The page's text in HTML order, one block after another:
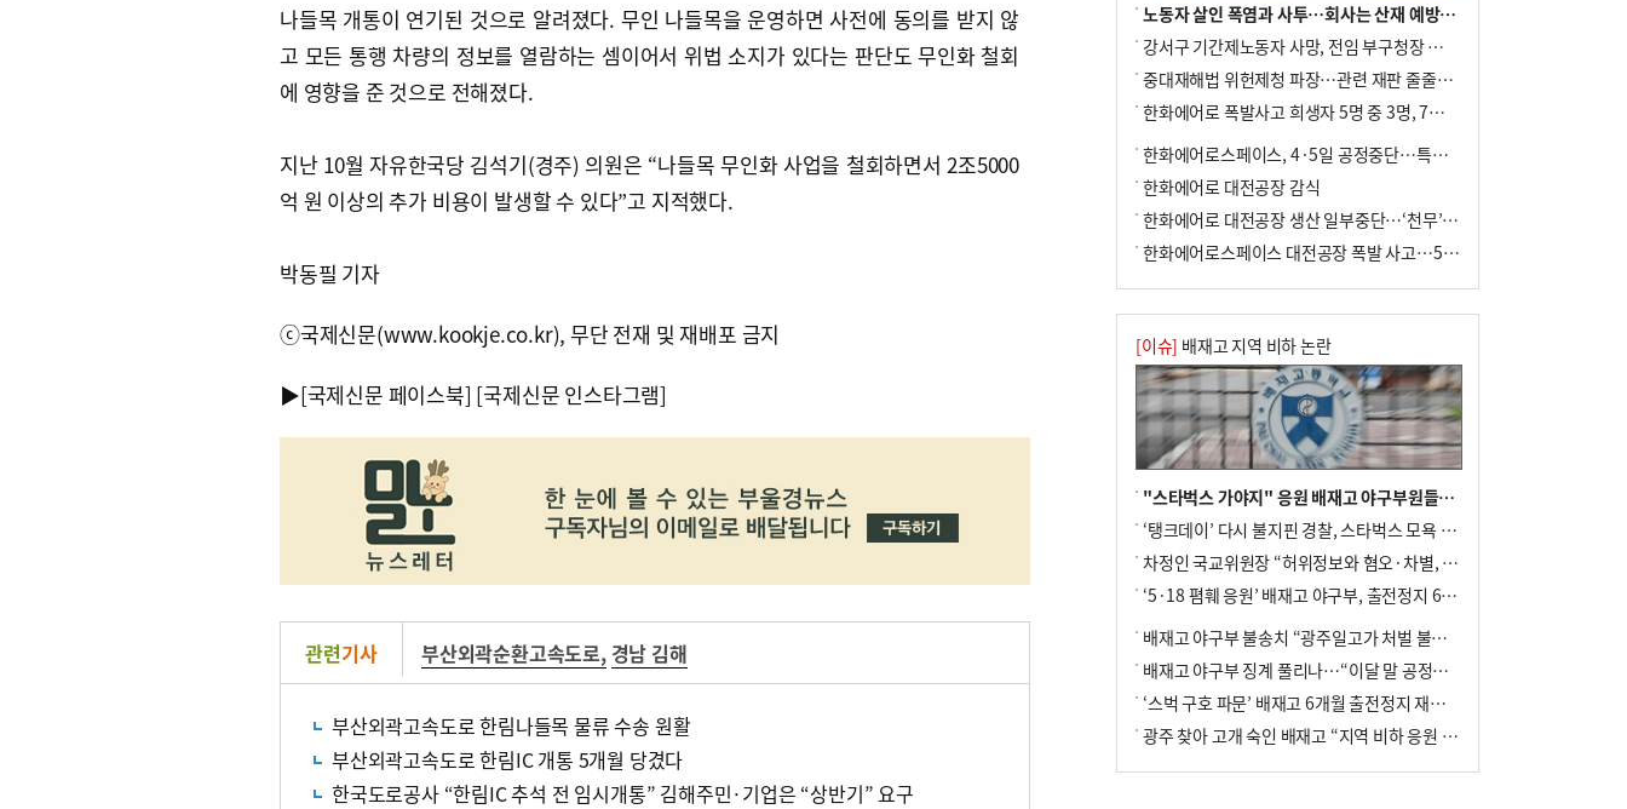
나들목 개통이 연기된 것으로 알려졌다. 무인 나들목을 운영하면 사전에 동의를 받지 않
고 모든 통행 차량의 정보를 열람하는 셈이어서 위법 소지가 있다는 판단도 무인화 철회
에 영향을 준 것으로 전해졌다.
지난 10월 자유한국당 김석기(경주) 의원은 “나들목 무인화 사업을 철회하면서 2조5000
억 원 이상의 추가 비용이 발생할 수 있다”고 지적했다.
박동필 기자
ⓒ국제신문(www.kookje.co.kr), 무단 전재 및 재배포 금지
▶[국제신문 페이스북] [국제신문 인스타그램]
관련기사 부산외곽순환고속도로, 경남 김해
부산외곽고속도로 한림나들목 물류 수송 원활
부산외곽고속도로 한림IC 개통 5개월 당겼다
한국도로공사 “한림IC 추석 전 임시개통” 김해주민·기업은 “상반기” 요구
노동자 살인 폭염과 사투…회사는 산재 예방·전기료 절감 전력
강서구 기간제노동자 사망, 전임 부구청장 檢 송치
중대재해법 위헌제청 파장…관련 재판 줄줄이 브레이크
한화에어로 폭발사고 희생자 5명 중 3명, 7일 영면
한화에어로스페이스, 4·5일 공정중단…특별 안전점검
한화에어로 대전공장 감식
한화에어로 대전공장 생산 일부중단…‘천무’ 수출 비상
한화에어로스페이스 대전공장 폭발 사고…5명 사망·2명 부상(종합)
[이슈] 배재고 지역 비하 논란
"스타벅스 가야지" 응원 배재고 야구부원들, 학교서 징계 처분
‘탱크데이’ 다시 불지핀 경찰, 스타벅스 모욕 혐의 압수수색
차정인 국교위원장 “허위정보와 혐오·차별, 학교 교실까지 유입"
‘5·18 폄훼 응원’ 배재고 야구부, 출전정지 6개월→1개월 감경
배재고 야구부 불송치 “광주일고가 처벌 불원 의사 표해”
배재고 야구부 징계 풀리나…“이달 말 공정위서 재심의”
‘스벅 구호 파문’ 배재고 6개월 출전정지 재심 신청키로
광주 찾아 고개 숙인 배재고 “지역 비하 응원 잘못”(종합)